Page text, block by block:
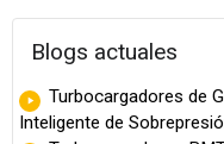
Blogs actuales
Turbocargadores de
Inteligente de